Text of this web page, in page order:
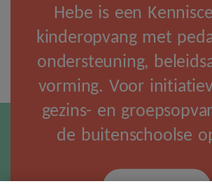
Hebe is een
kinderopvang met
ondersteuning,
vorming. Voor
gezins- en
de buitenschoolse